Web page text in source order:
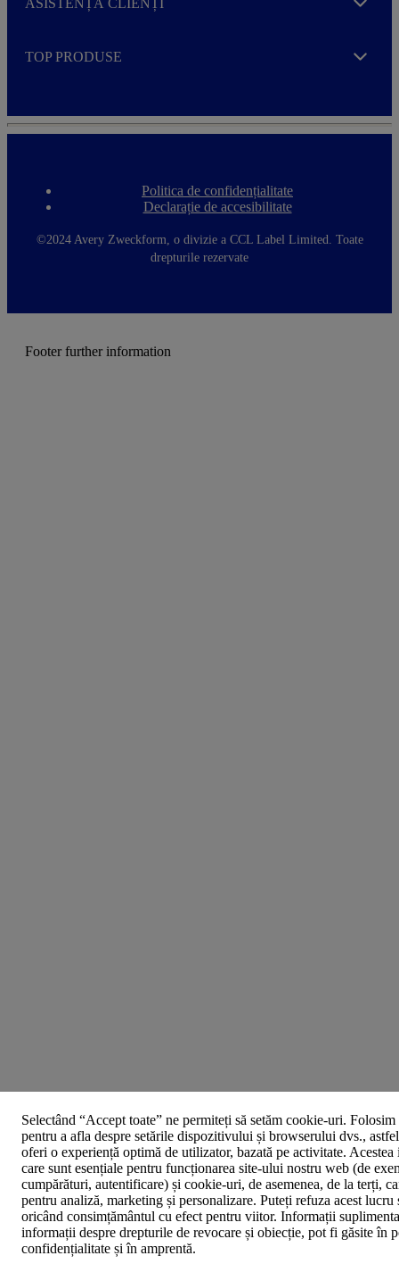
Selectând “Accept toate” ne permiteți să setăm cookie-uri.
pentru a afla despre setările dispozitivului și browserului dvs.,
oferi o experiență optimă de utilizator, bazată pe activitate.
care sunt esențiale pentru funcționarea site-ului nostru web (de
cumpărături, autentificare) și cookie-uri, de asemenea, de la terți,
pentru analiză, marketing și personalizare. Puteți refuza acest
oricând consimțământul cu efect pentru viitor. Informații
informații despre drepturile de revocare și obiecție, pot fi găsite în
confidențialitate și în amprentă.
Expand
TOP PRODUSE Expand
F
o
t
e
Politica de confidențialitate
Declarație de accesibilitate
©2024 Avery Zweckform, o divizie a CCL Label Limited. Toate
drepturile rezervate
Footer further information